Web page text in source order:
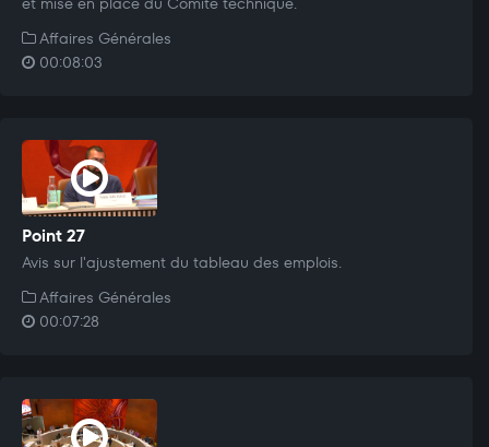
Affaires Générales
00:08:03
Point 27
Avis sur l'ajustement du tableau des emplois.
Affaires Générales
00:07:28